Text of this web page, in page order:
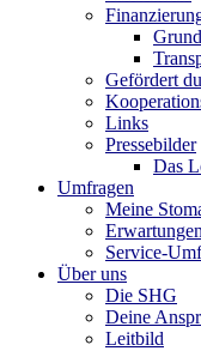
Gefördert
Links
Pressebilder
Das
Umfragen
Meine
Service-
Über uns
Die SHG
Deine
Leitbild